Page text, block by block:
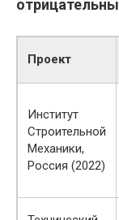
Проект
Институт
Строительной
Механики,
Россия (2022)